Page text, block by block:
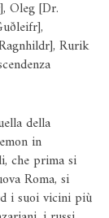
Oleg [Dr.
Rurik
della
in
che prima si
Roma, si
i suoi vicini più